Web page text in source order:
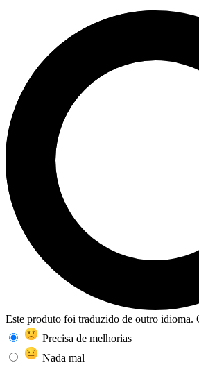
Este produto foi traduzido de outro idioma.
Precisa de melhorias
Nada mal